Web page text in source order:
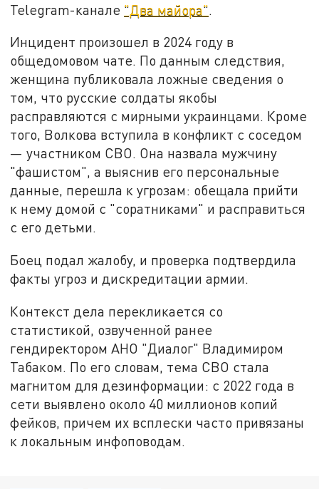
Telegram-канале "Два майора".
Инцидент произошел в 2024 году в
общедомовом чате. По данным следствия,
женщина публиковала ложные сведения о
том, что русские солдаты якобы
расправляются с мирными украинцами. Кроме
того, Волкова вступила в конфликт с соседом
— участником СВО. Она назвала мужчину
"фашистом", а выяснив его персональные
данные, перешла к угрозам: обещала прийти
к нему домой с "соратниками" и расправиться
с его детьми.
Боец подал жалобу, и проверка подтвердила
факты угроз и дискредитации армии.
Контекст дела перекликается со
статистикой, озвученной ранее
гендиректором АНО "Диалог" Владимиром
Табаком. По его словам, тема СВО стала
магнитом для дезинформации: с 2022 года в
сети выявлено около 40 миллионов копий
фейков, причем их всплески часто привязаны
к локальным инфоповодам.